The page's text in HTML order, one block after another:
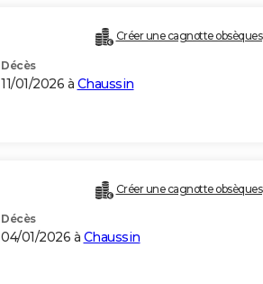
Créer une cagnotte obsèques
Décès
11/01/2026 à Chaussin
Créer une cagnotte obsèques
Décès
04/01/2026 à Chaussin